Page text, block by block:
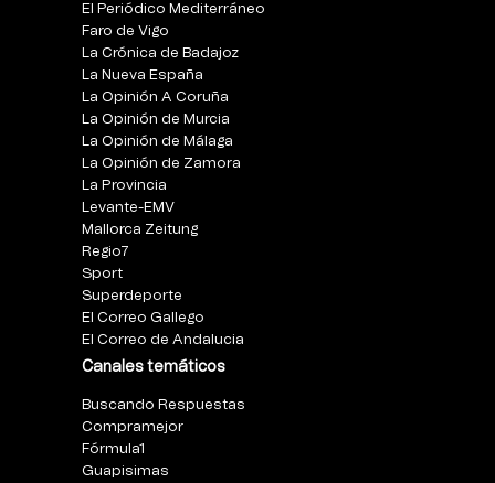
El Periódico Mediterráneo
Faro de Vigo
La Crónica de Badajoz
La Nueva España
La Opinión A Coruña
La Opinión de Murcia
La Opinión de Málaga
La Opinión de Zamora
La Provincia
Levante-EMV
Mallorca Zeitung
Regio7
Sport
Superdeporte
El Correo Gallego
El Correo de Andalucia
Canales temáticos
Buscando Respuestas
Compramejor
Fórmula1
Guapisimas